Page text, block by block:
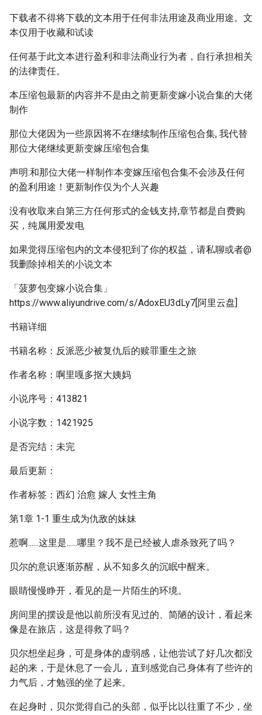
下载者不得将下载的文本用于任何非法用途及商业用途。文
本仅用于收藏和试读
任何基于此文本进行盈利和非法商业行为者，自行承担相关
的法律责任。
本压缩包最新的内容并不是由之前更新变嫁小说合集的大佬
制作
那位大佬因为一些原因将不在继续制作压缩包合集, 我代替
那位大佬继续更新变嫁压缩包合集
声明:和那位大佬一样制作本变嫁压缩包合集不会涉及任何
的盈利用途！更新制作仅为个人兴趣
没有收取来自第三方任何形式的金钱支持,章节都是自费购
买，纯属用爱发电
如果觉得压缩包内的文本侵犯到了你的权益，请私聊或者@
我删除掉相关的小说文本
「菠萝包变嫁小说合集」
https://www.aliyundrive.com/s/AdoxEU3dLy7[阿里云盘]
书籍详细
书籍名称：反派恶少被复仇后的赎罪重生之旅
作者名称：啊里嘎多抠大姨妈
小说序号：413821
小说字数：1421925
是否完结：未完
最后更新：
作者标签：西幻 治愈 嫁人 女性主角
第1章 1-1 重生成为仇敌的妹妹
惹啊......这里是......哪里？我不是已经被人虐杀致死了吗？
贝尔的意识逐渐苏醒，从不知多久的沉眠中醒来。
眼睛慢慢睁开，看见的是一片陌生的环境。
房间里的摆设是他以前所没有见过的、简陋的设计，看起来
像是在旅店，这是得救了吗？
贝尔想坐起身，可是身体的虚弱感，让他尝试了好几次都没
起的来，于是休息了一会儿，直到感觉自己身体有了些许的
力气后，才勉强的坐了起来。
在起身时，贝尔觉得自己的头部，似乎比以往重了不少，坐